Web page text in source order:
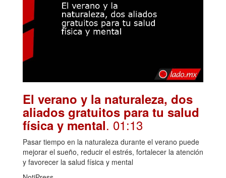
El verano y la naturaleza, dos
aliados gratuitos para tu salud
física y mental. 01:13
Pasar tiempo en la naturaleza durante el verano puede
mejorar el sueño, reducir el estrés, fortalecer la atención
y favorecer la salud física y mental